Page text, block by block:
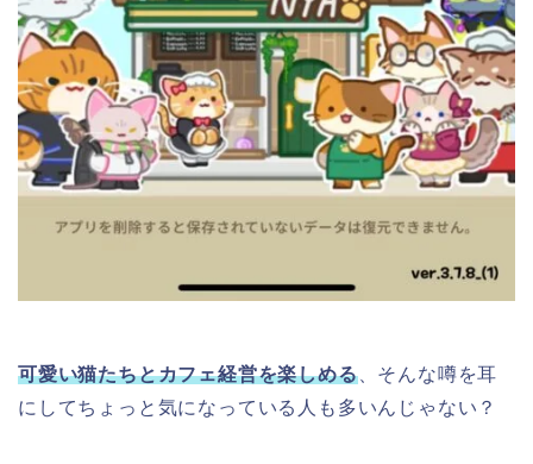
可愛い猫たちとカフェ経営を楽しめる、そんな噂を耳
にしてちょっと気になっている人も多いんじゃない？